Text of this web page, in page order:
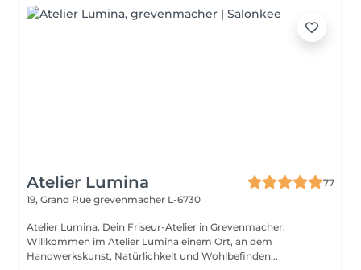
Atelier Lumina
77
19, Grand Rue grevenmacher L-6730
Atelier Lumina. Dein Friseur-Atelier in Grevenmacher.
Willkommen im Atelier Lumina einem Ort, an dem
Handwerkskunst, Natürlichkeit und Wohlbefinden...